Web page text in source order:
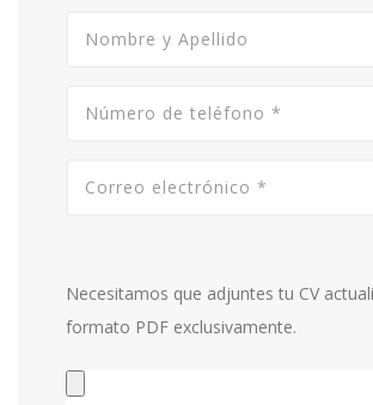
Necesitamos que adjuntes tu CV
formato PDF exclusivamente.